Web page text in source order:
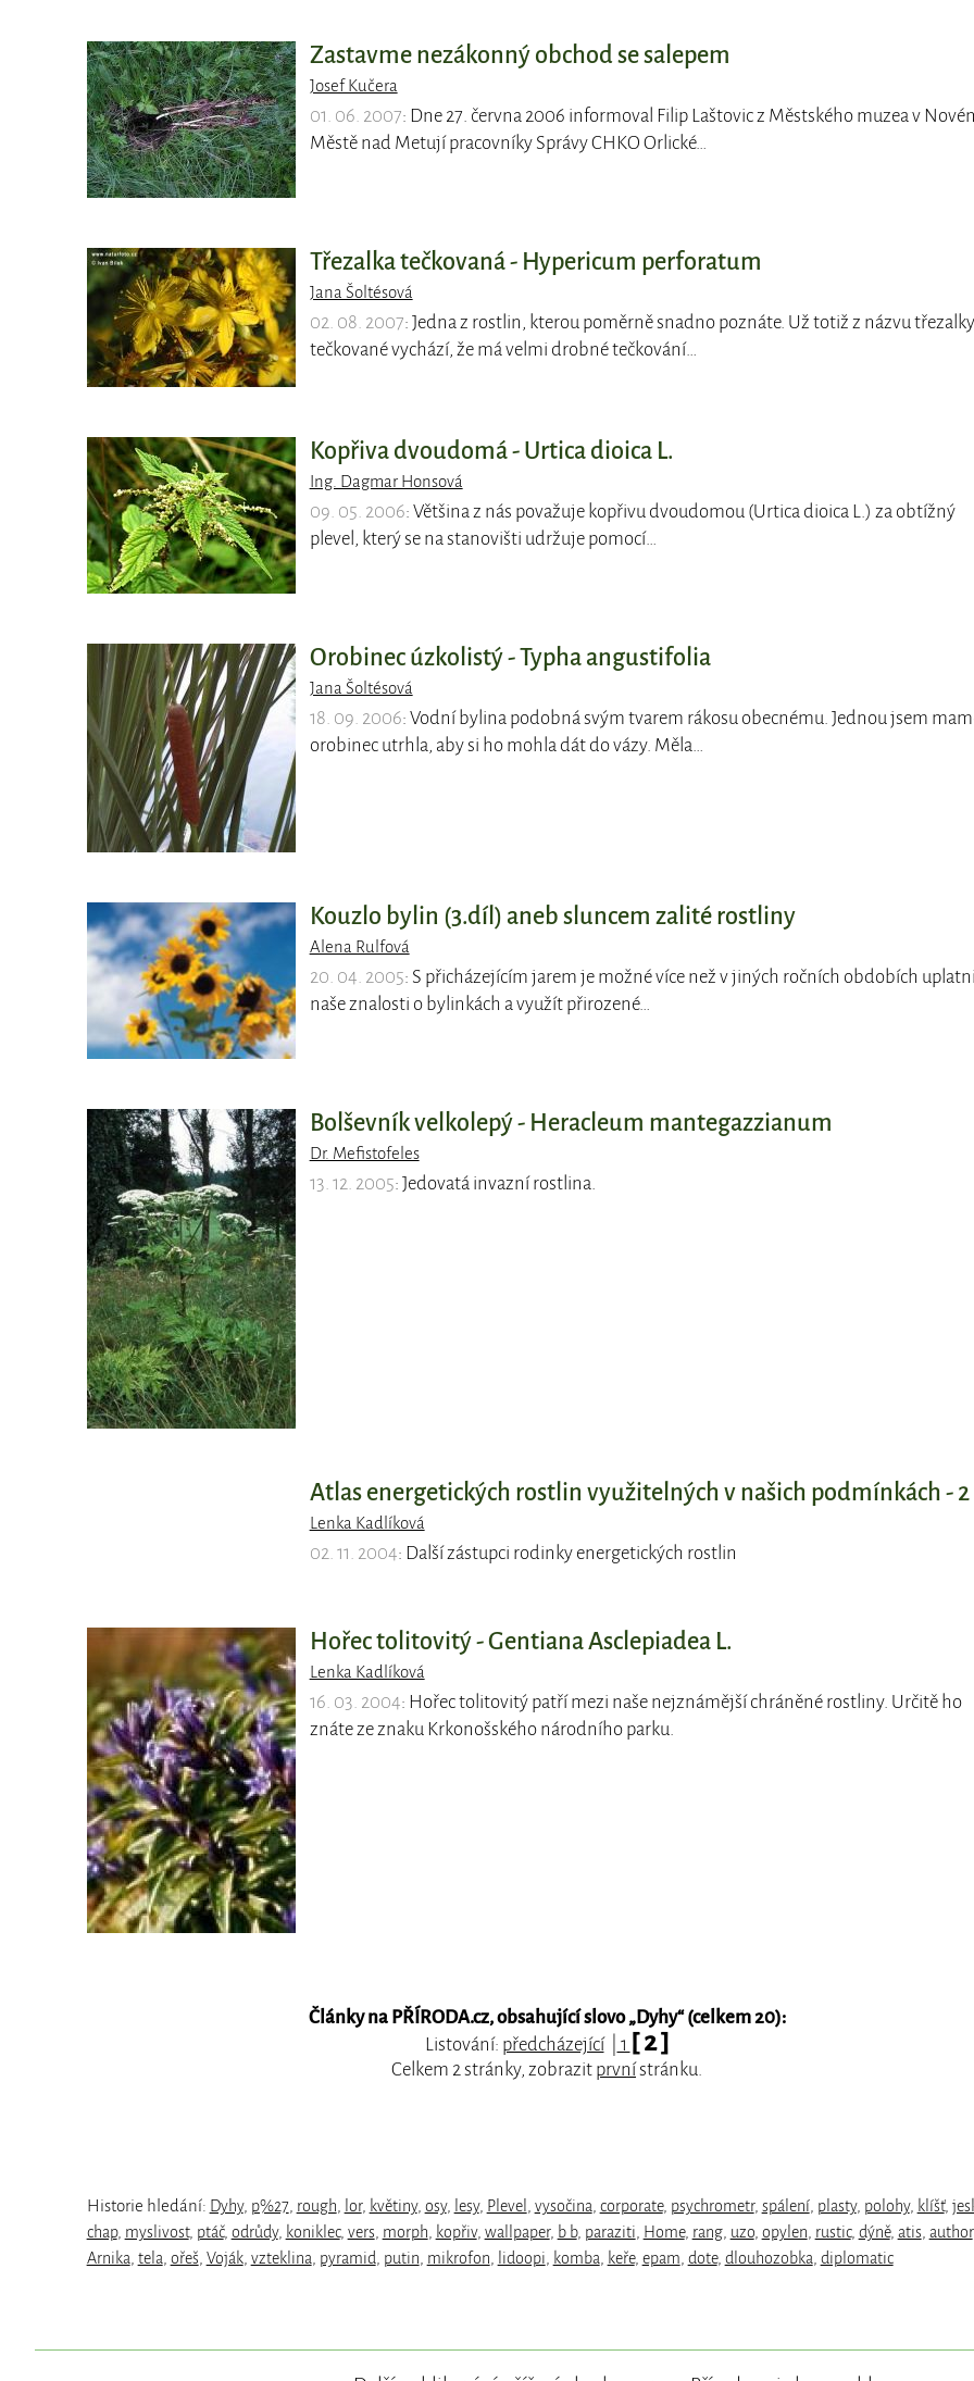
Zastavme nezákonný obchod se salepem
Josef Kučera
01. 06. 2007: Dne 27. června 2006 informoval Filip Laštovic z Městského muzea v
Městě nad Metují pracovníky Správy CHKO Orlické…
Třezalka tečkovaná - Hypericum perforatum
Jana Šoltésová
02. 08. 2007: Jedna z rostlin, kterou poměrně snadno poznáte. Už totiž z názvu třezalky
tečkované vychází, že má velmi drobné tečkování…
Kopřiva dvoudomá - Urtica dioica L.
Ing. Dagmar Honsová
09. 05. 2006: Většina z nás považuje kopřivu dvoudomou (Urtica dioica L.) za obtížný
plevel, který se na stanovišti udržuje pomocí…
Orobinec úzkolistý - Typha angustifolia
Jana Šoltésová
18. 09. 2006: Vodní bylina podobná svým tvarem rákosu obecnému. Jednou jsem
orobinec utrhla, aby si ho mohla dát do vázy. Měla…
Kouzlo bylin (3.díl) aneb sluncem zalité rostliny
Alena Rulfová
20. 04. 2005: S přicházejícím jarem je možné více než v jiných ročních obdobích
naše znalosti o bylinkách a využít přirozené…
Bolševník velkolepý - Heracleum mantegazzianum
Dr. Mefistofeles
13. 12. 2005: Jedovatá invazní rostlina.
Atlas energetických rostlin využitelných v našich podmínkách - 2
Lenka Kadlíková
02. 11. 2004: Další zástupci rodinky energetických rostlin
Hořec tolitovitý - Gentiana Asclepiadea L.
Lenka Kadlíková
16. 03. 2004: Hořec tolitovitý patří mezi naše nejznámější chráněné rostliny. Určitě ho
znáte ze znaku Krkonošského národního parku.
Články na PŘÍRODA.cz, obsahující slovo „Dyhy“ (celkem 20):
Listování: předcházející| 1 [ 2 ]
Celkem 2 stránky, zobrazit prvnístránku.
Historie hledání: Dyhy, p%27, rough lor, květiny, osy, lesy, Plevel vysočina corporate, psychrometr, spálení, plasty, polohy, klíšť,
chap, myslivost, ptáč, odrůdy, koniklec, vers morph kopřiv, wallpaper, b b, paraziti Home, rang, uzo, opylen rustic, dýně, atis author
Arnika tela ořeš Voják, vzteklina pyramid putin mikrofon lidoopi komba keře, epam dote, dlouhozobka diplomatic